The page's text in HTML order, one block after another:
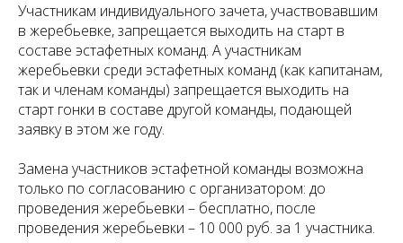
Участникам индивидуального зачета, участвовавшим
в жеребьевке, запрещается выходить на старт в
составе эстафетных команд. А участникам
жеребьевки среди эстафетных команд (как капитанам,
так и членам команды) запрещается выходить на
старт гонки в составе другой команды, подающей
заявку в этом же году.
Замена участников эстафетной команды возможна
только по согласованию с организатором: до
проведения жеребьевки – бесплатно, после
проведения жеребьевки – 10 000 руб. за 1 участника.